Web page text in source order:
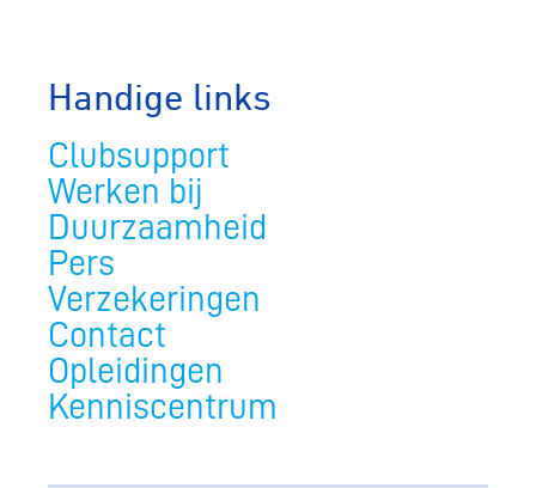
Handige links
Clubsupport
Werken bij
Duurzaamheid
Pers
Verzekeringen
Contact
Opleidingen
Kenniscentrum